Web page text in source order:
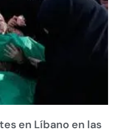
en Líbano en las